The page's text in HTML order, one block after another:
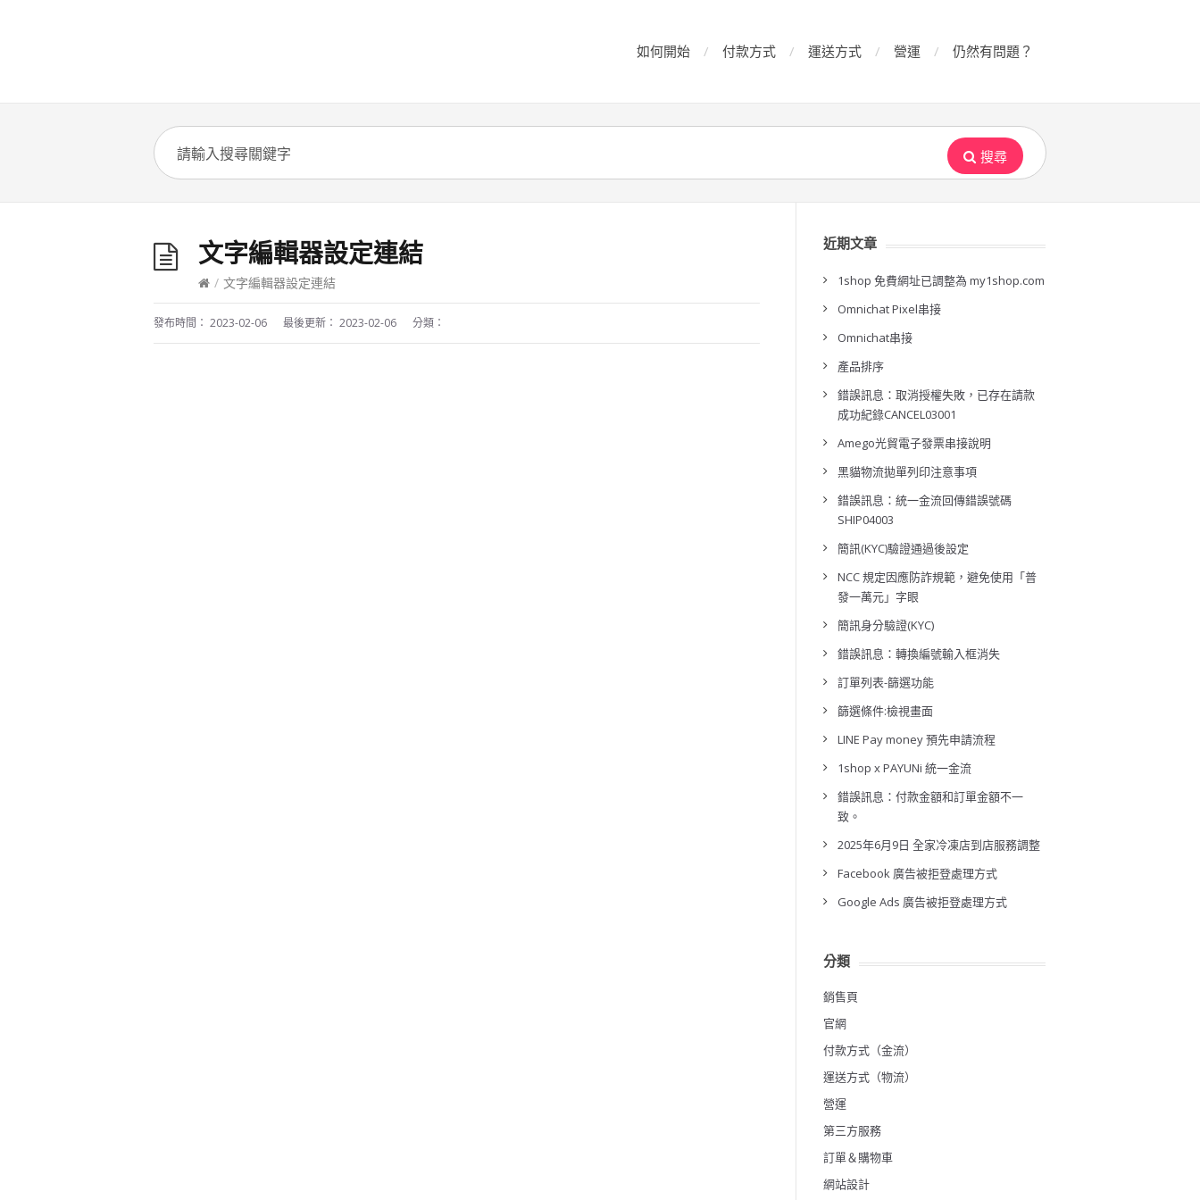
如何開始 付款方式 運送方式 營運 仍然有問題？
搜尋
文字編輯器設定連結
/ 文字編輯器設定連結
發布時間： 2023-02-06 最後更新： 2023-02-06 分類：
近期文章
1shop 免費網址已調整為 my1shop.com
Omnichat Pixel串接
Omnichat串接
產品排序
錯誤訊息：取消授權失敗，已存在請款
成功紀錄CANCEL03001
Amego光貿電子發票串接說明
黑貓物流拋單列印注意事項
錯誤訊息：統一金流回傳錯誤號碼
SHIP04003
簡訊(KYC)驗證通過後設定
NCC 規定因應防詐規範，避免使用「普
發一萬元」字眼
簡訊身分驗證(KYC)
錯誤訊息：轉換編號輸入框消失
訂單列表-篩選功能
篩選條件:檢視畫面
LINE Pay money 預先申請流程
1shop x PAYUNi 統一金流
錯誤訊息：付款金額和訂單金額不一
致。
2025年6月9日 全家冷凍店到店服務調整
Facebook 廣告被拒登處理方式
Google Ads 廣告被拒登處理方式
分類
銷售頁
官網
付款方式（金流）
運送方式（物流）
營運
第三方服務
訂單＆購物車
網站設計